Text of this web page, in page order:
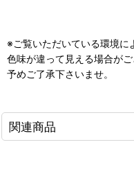
※ご覧いただいている環境に
色味が違って見える場合がご
予めご了承下さいませ。
関連商品